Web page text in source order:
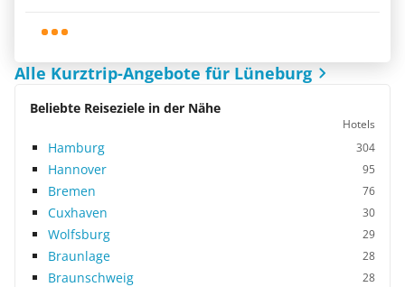
Alle Kurztrip-Angebote für Lüneburg
Beliebte Reiseziele in der Nähe
Hotels
Hamburg 304
Hannover 95
Bremen 76
Cuxhaven 30
Wolfsburg 29
Braunlage 28
Braunschweig 28